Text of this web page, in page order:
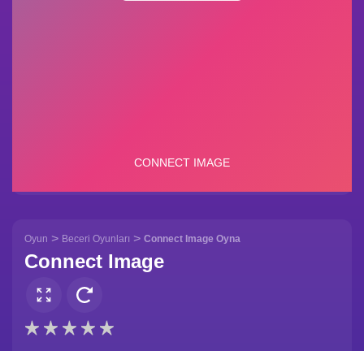
Oyun > Beceri Oyunları > Connect Image Oyna
Connect Image